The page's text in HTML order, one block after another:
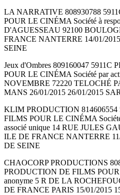
LA NARRATIVE 808930788
POUR LE CINÉMA Société à
D'AGUESSEAU 92100
FRANCE NANTERRE 14/01/
SEINE
Jeux d'Ombres 809160047
POUR LE CINÉMA Société par
NOVEMBRE 72220 TELOCHÉ
MANS 26/01/2015 26/01/2015
KLIM PRODUCTION 814606554
FILMS POUR LE CINÉMA
associé unique 14 RUE JULES
ILE DE FRANCE NANTERRE
DE SEINE
CHAOCORP PRODUCTIONS
PRODUCTION DE FILMS
anonyme 5 R DE LA
DE FRANCE PARIS 15/01/2015